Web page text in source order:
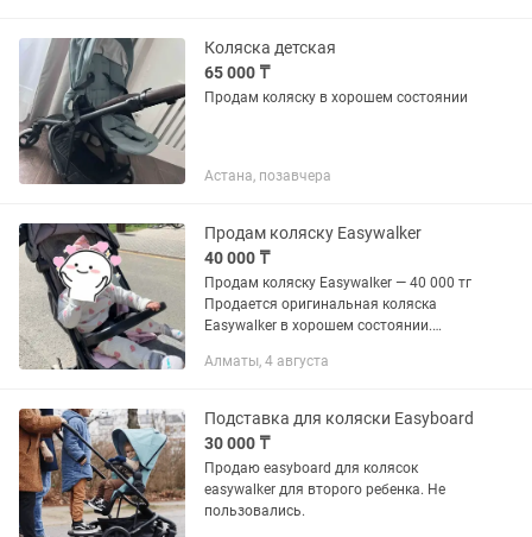
Коляска детская
65 000 ₸
Продам коляску в хорошем состоянии
Астана, позавчера
Продам коляску Easywalker
40 000 ₸
Продам коляску Easywalker — 40 000 тг
Продается оригинальная коляска
Easywalker в хорошем состоянии.
как для города, так и для прогулок.
Алматы, 4 августа
Подставка для коляски Easyboard
30 000 ₸
Продаю easyboard для колясок
easywalker для второго ребенка. Не
пользовались.